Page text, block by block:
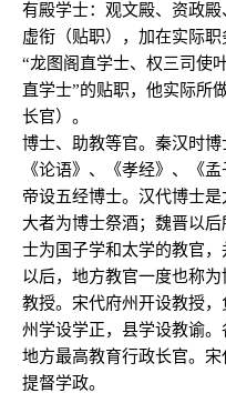
有殿学士：观文殿、资政
虚衔（贴职），加在实际职
“龙图阁直学士、权三司使
直学士”的贴职， 他实际所
长官）。
博士、助教等官。秦汉时博
《论语》、《孝经》、《
帝设五经博士。汉代博士
大者为博士祭酒；魏晋以
士为国子学和太学的教官
以后，地方教官一度也称为
教授。宋代府州开设教授，
州学设学正，县学设教谕。
地方最高教育行政长官。
提督学政。